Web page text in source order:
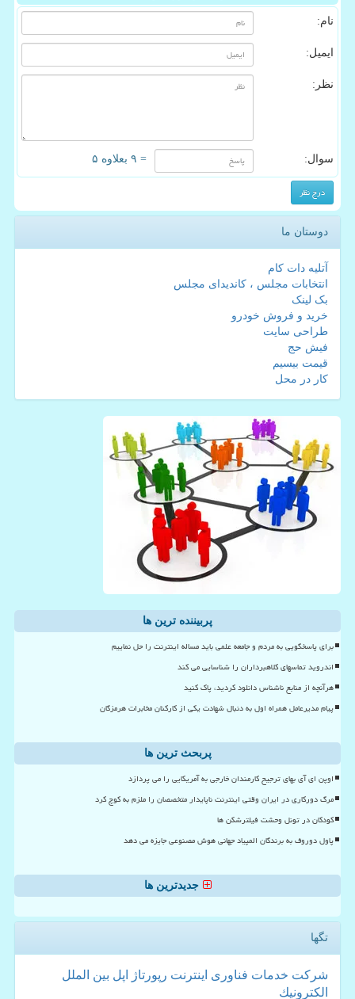
نام:
ایمیل:
نظر:
سوال: = ۹ بعلاوه ۵
دوستان ما
آتلیه دات کام
انتخابات مجلس ، کاندیدای مجلس
بک لینک
خرید و فروش خودرو
طراحی سایت
فیش حج
قیمت بیسیم
کار در محل
پربیننده ترین ها
برای پاسخگویی به مردم و جامعه علمی باید مساله اینترنت را حل نماییم
اندروید تماسهای کلاهبرداران را شناسایی می کند
هرآنچه از منابع ناشناس دانلود کردید، پاک کنید
پیام مدیرعامل همراه اول به دنبال شهادت یکی از کارکنان مخابرات هرمزگان
پربحث ترین ها
اوپن ای آی بهای ترجیح کارمندان خارجی به آمریکایی را می پردازد
مرگ دورکاری در ایران وقتی اینترنت ناپایدار متخصصان را ملزم به کوچ کرد
کودکان در تونل وحشت فیلترشکن ها
پاول دوروف به برندگان المپیاد جهانی هوش مصنوعی جایزه می دهد
جدیدترین ها
تگها
شركت خدمات فناوری اینترنت رپورتاژ اپل بین الملل
الكترونیك